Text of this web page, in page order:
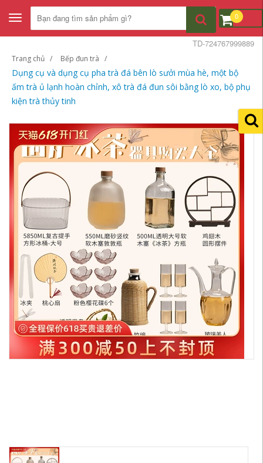
Toggle
navigation
0
Trang chủ Bếp đun trà
Dụng cụ và dụng cụ pha trà đá bên lò sưởi mùa hè, một bộ
ấm trà ủ lạnh hoàn chỉnh, xô trà đá đun sôi bằng lò xo, bộ phụ
kiện trà thủy tinh
TD-724767999889